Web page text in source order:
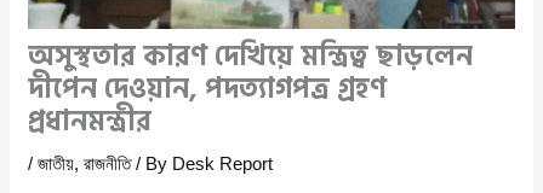
অসুস্থতার কারণ দেখিয়ে মন্ত্রিত্ব ছাড়লেন
দীপেন দেওয়ান, পদত্যাগপত্র গ্রহণ
প্রধানমন্ত্রীর
/জাতীয়,রাজনীতি/ By Desk Report